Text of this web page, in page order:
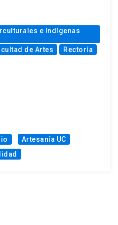
e Indígenas
de Artes Rectoría
Artesanía UC